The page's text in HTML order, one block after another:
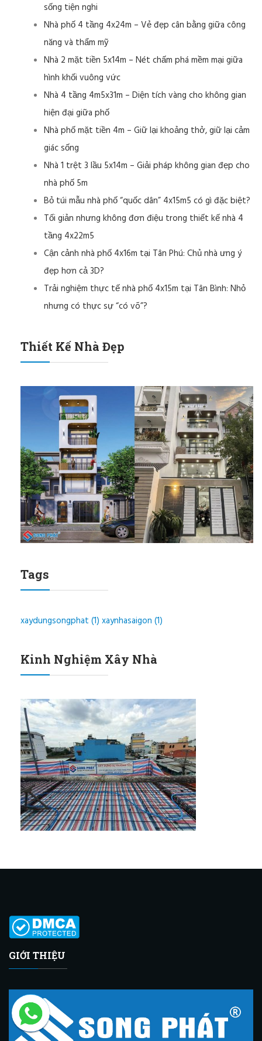
sống tiện nghi
Nhà phố 4 tầng 4x24m – Vẻ đẹp cân bằng giữa công
năng và thẩm mỹ
Nhà 2 mặt tiền 5x14m – Nét chấm phá mềm mại giữa
hình khối vuông vức
Nhà 4 tầng 4m5x31m – Diện tích vàng cho không gian
hiện đại giữa phố
Nhà phố mặt tiền 4m – Giữ lại khoảng thở, giữ lại cảm
giác sống
Nhà 1 trệt 3 lầu 5x14m – Giải pháp không gian đẹp cho
nhà phố 5m
Bỏ túi mẫu nhà phố “quốc dân” 4x15m5 có gì đặc biệt?
Tối giản nhưng không đơn điệu trong thiết kế nhà 4
tầng 4x22m5
Cận cảnh nhà phố 4x16m tại Tân Phú: Chủ nhà ưng ý
đẹp hơn cả 3D?
Trải nghiệm thực tế nhà phố 4x15m tại Tân Bình: Nhỏ
nhưng có thực sự “có võ”?
Thiết Kế Nhà Đẹp
Tags
xaydungsongphat (1) xaynhasaigon (1)
Kinh Nghiệm Xây Nhà
GIỚI THIỆU